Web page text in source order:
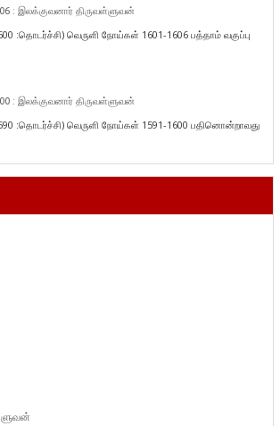
: இலக்குவனார் திருவள்ளுவன்
:தொடர்ச்சி) வெருளி நோய்கள் 1601-1606 பத்தாம் வகுப்பு
: இலக்குவனார் திருவள்ளுவன்
:தொடர்ச்சி) வெருளி நோய்கள் 1591-1600 பதினொன்றாவது